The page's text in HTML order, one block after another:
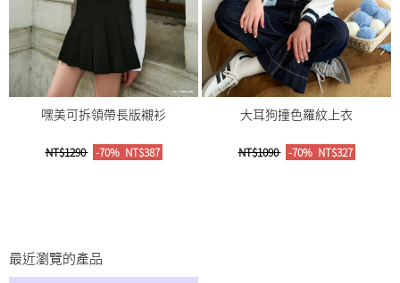
嘿美可拆領帶長版襯衫
NT$1290 -70% NT$387
大耳狗撞色羅紋上衣
NT$1090 -70% NT$327
最近瀏覽的產品